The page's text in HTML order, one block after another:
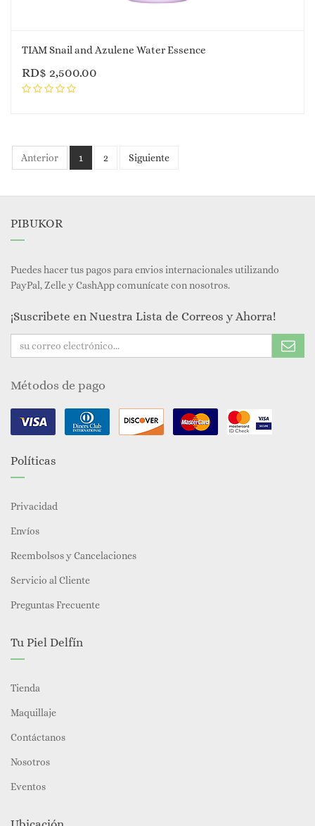
TIAM Snail and Azulene Water Essence
RD$ 2,500.00
Anterior 1 2 Siguiente
PIBUKOR
Puedes hacer tus pagos para envios internacionales utilizando
PayPal, Zelle y CashApp comunícate con nosotros.
¡Suscribete en Nuestra Lista de Correos y Ahorra!
Métodos de pago
Políticas
Privacidad
Envíos
Reembolsos y Cancelaciones
Servicio al Cliente
Preguntas Frecuente
Tu Piel Delfín
Tienda
Maquillaje
Contáctanos
Nosotros
Eventos